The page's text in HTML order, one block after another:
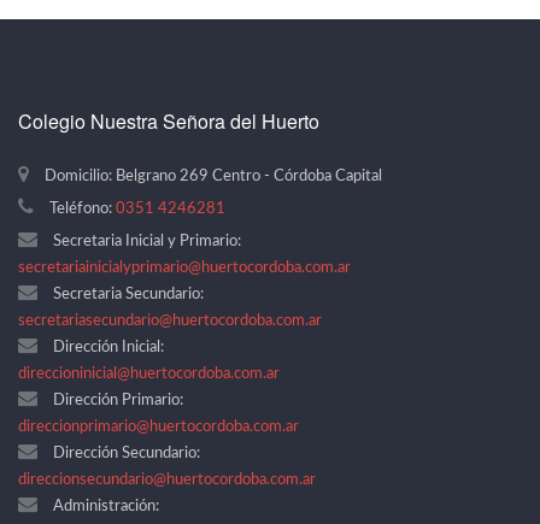
Colegio Nuestra Señora del Huerto
Domicilio: Belgrano 269 Centro - Córdoba Capital
Teléfono: 0351 4246281
Secretaria Inicial y Primario:
secretariainicialyprimario@huertocordoba.com.ar
Secretaria Secundario:
secretariasecundario@huertocordoba.com.ar
Dirección Inicial:
direccioninicial@huertocordoba.com.ar
Dirección Primario:
direccionprimario@huertocordoba.com.ar
Dirección Secundario:
direccionsecundario@huertocordoba.com.ar
Administración: